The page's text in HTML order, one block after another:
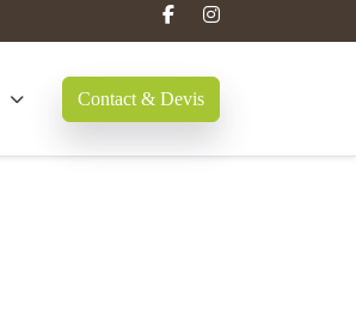
Contact & Devis